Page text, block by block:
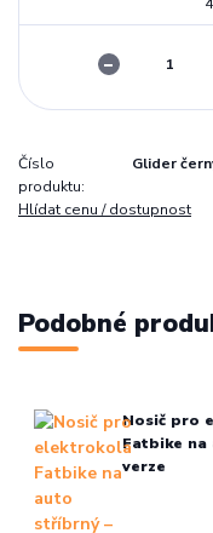
Číslo
produktu:
Glider
Hlídat cenu / dostupnost
Podobné
Nosič pro
Fatbike na
verze